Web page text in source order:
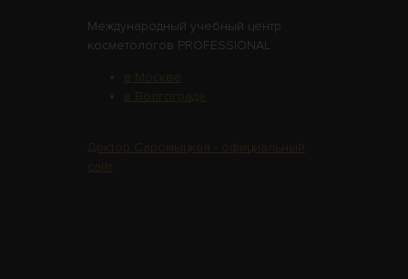
Международный учебный центр
косметологов PROFESSIONAL
в Москве
в Волгограде
Доктор Саромыцкая - официальный
сайт